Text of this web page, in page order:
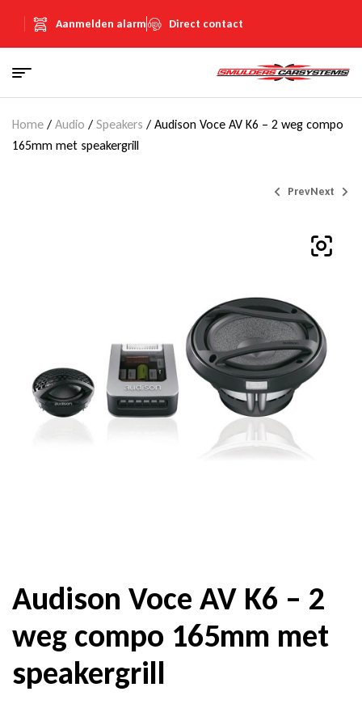
Aanmelden alarm Direct contact
Home / Audio / Speakers / Audison Voce AV K6 – 2 weg compo
165mm met speakergrill
PrevNext
Audison Voce AV K6 – 2
weg compo 165mm met
speakergrill